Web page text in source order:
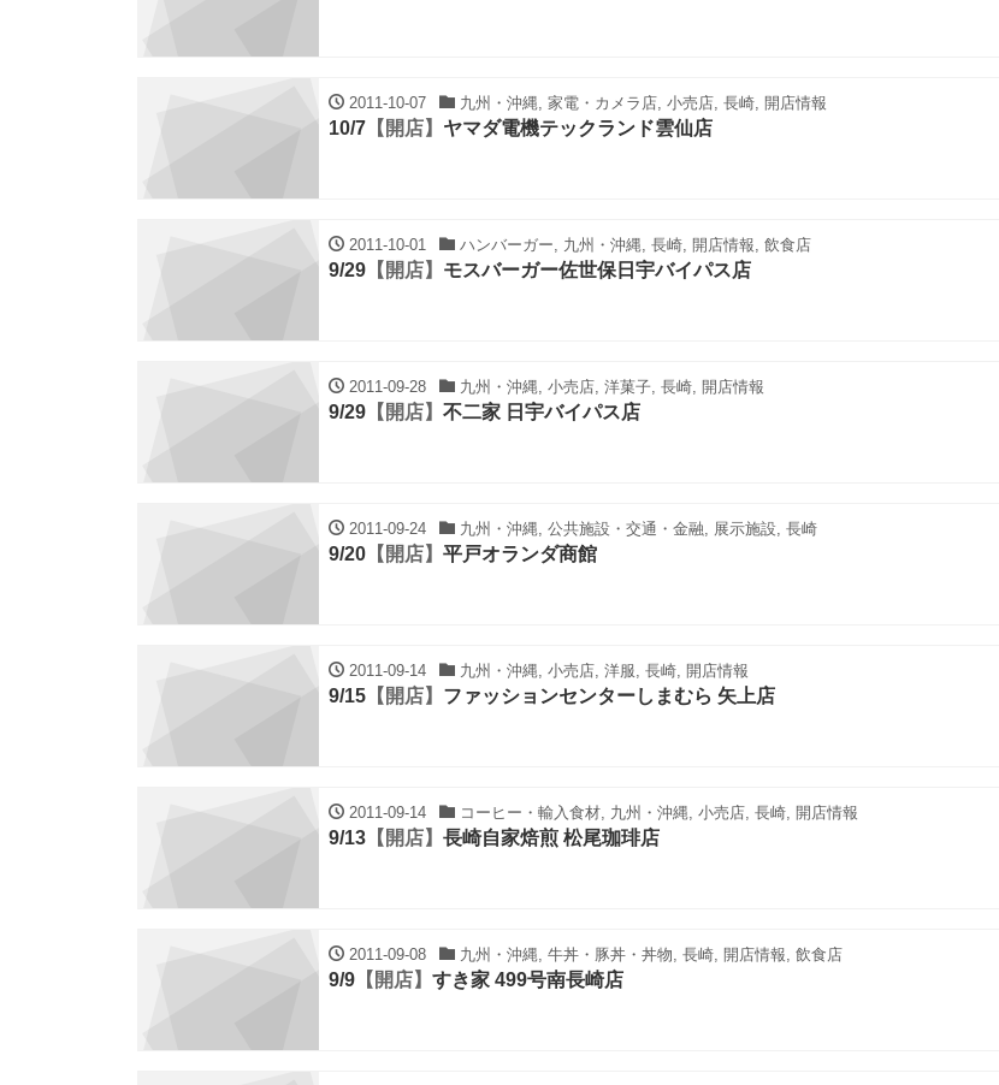
2011-10-07 九州・沖縄, 家電・カメラ店, 小売店, 長崎, 開店情報
10/7 【開店】 ヤマダ電機テックランド雲仙店
2011-10-01 ハンバーガー, 九州・沖縄, 長崎, 開店情報, 飲食店
9/29 【開店】 モスバーガー佐世保日宇バイパス店
2011-09-28 九州・沖縄, 小売店, 洋菓子, 長崎, 開店情報
9/29 【開店】 不二家 日宇バイパス店
2011-09-24 九州・沖縄, 公共施設・交通・金融, 展示施設, 長崎
9/20 【開店】 平戸オランダ商館
2011-09-14 九州・沖縄, 小売店, 洋服, 長崎, 開店情報
9/15 【開店】 ファッションセンターしまむら 矢上店
2011-09-14 コーヒー・輸入食材, 九州・沖縄, 小売店, 長崎, 開店情報
9/13 【開店】 長崎自家焙煎 松尾珈琲店
2011-09-08 九州・沖縄, 牛丼・豚丼・丼物, 長崎, 開店情報, 飲食店
9/9 【開店】 すき家 499号南長崎店